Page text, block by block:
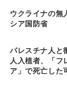
ウクライナの無
シア国防省
パレスチナ人と
人入植者、「フ
ア」で死亡した